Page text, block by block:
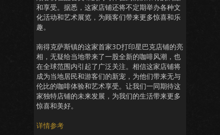
和享受。据悉，这家店铺还将不定期举办各种文
化活动和艺术展览，为顾客们带来更多惊喜和乐
趣。
南得克萨斯镇的这家首家3D打印星巴克店铺的亮
相，无疑给当地带来了一股全新的咖啡风潮，也
在全球范围内引起了广泛关注。相信这家店铺将
成为当地居民和游客们的新宠，为他们带来无与
伦比的咖啡体验和艺术享受。让我们一同期待这
家独特店铺的未来发展，为我们的生活带来更多
惊喜和美好。
详情参考